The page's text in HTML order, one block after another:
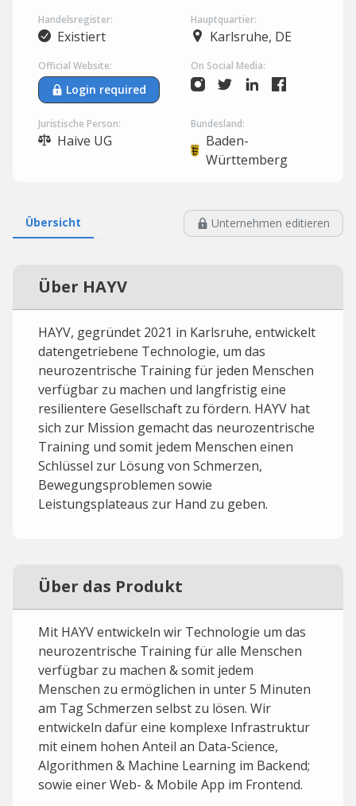
Handelsregister:
Existiert
Hauptquartier:
Karlsruhe, DE
Official Website:
Login required
On Social Media:
Juristische Person:
Haive UG
Bundesland:
Baden-
Württemberg
Übersicht Unternehmen editieren
Über HAYV
HAYV, gegründet 2021 in Karlsruhe, entwickelt
datengetriebene Technologie, um das
neurozentrische Training für jeden Menschen
verfügbar zu machen und langfristig eine
resilientere Gesellschaft zu fördern. HAYV hat
sich zur Mission gemacht das neurozentrische
Training und somit jedem Menschen einen
Schlüssel zur Lösung von Schmerzen,
Bewegungsproblemen sowie
Leistungsplateaus zur Hand zu geben.
Über das Produkt
Mit HAYV entwickeln wir Technologie um das
neurozentrische Training für alle Menschen
verfügbar zu machen & somit jedem
Menschen zu ermöglichen in unter 5 Minuten
am Tag Schmerzen selbst zu lösen. Wir
entwickeln dafür eine komplexe Infrastruktur
mit einem hohen Anteil an Data-Science,
Algorithmen & Machine Learning im Backend;
sowie einer Web- & Mobile App im Frontend.